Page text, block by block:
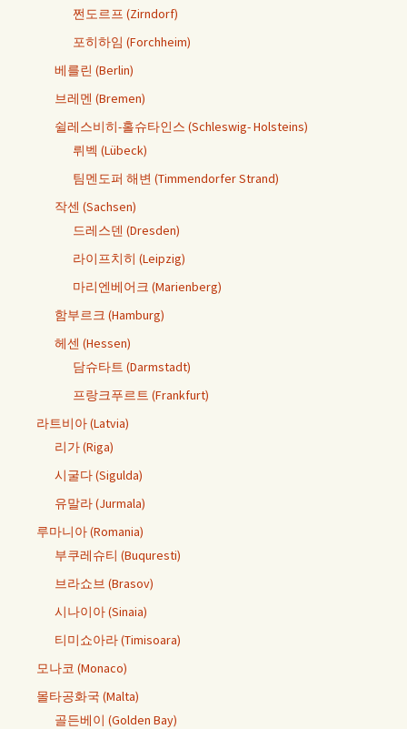
쩐도르프 (Zirndorf)
포히하임 (Forchheim)
베를린 (Berlin)
브레멘 (Bremen)
쉴레스비히-홀슈타인스 (Schleswig- Holsteins)
뤼벡 (Lübeck)
팀멘도퍼 해변 (Timmendorfer Strand)
작센 (Sachsen)
드레스덴 (Dresden)
라이프치히 (Leipzig)
마리엔베어크 (Marienberg)
함부르크 (Hamburg)
헤센 (Hessen)
담슈타트 (Darmstadt)
프랑크푸르트 (Frankfurt)
라트비아 (Latvia)
리가 (Riga)
시굴다 (Sigulda)
유말라 (Jurmala)
루마니아 (Romania)
부쿠레슈티 (Buquresti)
브라쇼브 (Brasov)
시나이아 (Sinaia)
티미쇼아라 (Timisoara)
모나코 (Monaco)
몰타공화국 (Malta)
골든베이 (Golden Bay)